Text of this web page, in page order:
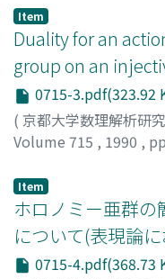
Item
Duality for an
group on an
0715-3.pdf(323.92
( 京都大学数理解析研
Volume 715 , 1990 ,
Item
ホロノミー亜群
について(表現論
0715-4.pdf(368.73